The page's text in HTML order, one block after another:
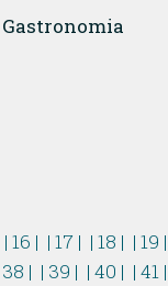
| 16 | | 17 | | 18 | | 19 |
38 | | 39 | | 40 | | 41 |